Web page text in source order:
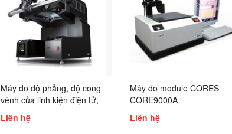
Máy đo độ phẳng, độ cong
vênh của linh kiện điện tử,
PCB CORES CORE9056A
Liên hệ
Máy đo module CORES
CORE9000A
Liên hệ